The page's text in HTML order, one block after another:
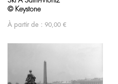
© Keystone
À partir de : 90,00 €